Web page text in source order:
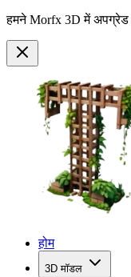
हमने Morfx 3D में अपग्रेड
होम
3D मॉडल